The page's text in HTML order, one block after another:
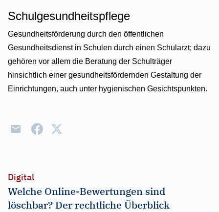
Schulgesundheitspflege
Gesundheitsförderung durch den öffentlichen
Gesundheitsdienst in Schulen durch einen Schularzt; dazu
gehören vor allem die Beratung der Schulträger
hinsichtlich einer gesundheitsfördernden Gestaltung der
Einrichtungen, auch unter hygienischen Gesichtspunkten.
Digital
Welche Online-Bewertungen sind
löschbar? Der rechtliche Überblick